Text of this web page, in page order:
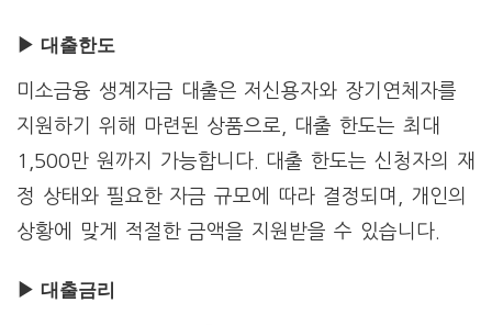
▶ 대출한도
미소금융 생계자금 대출은 저신용자와 장기연체자를
지원하기 위해 마련된 상품으로, 대출 한도는 최대
1,500만 원까지 가능합니다. 대출 한도는 신청자의 재
정 상태와 필요한 자금 규모에 따라 결정되며, 개인의
상황에 맞게 적절한 금액을 지원받을 수 있습니다.
▶ 대출금리